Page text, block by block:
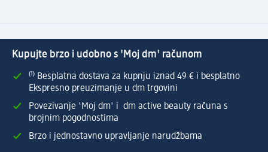
Kupujte brzo i udobno s 'Moj dm' računom
⁽¹⁾ Besplatna dostava za kupnju iznad 49 € i besplatno
Ekspresno preuzimanje u dm trgovini
Povezivanje 'Moj dm' i dm active beauty računa s
brojnim pogodnostima
Brzo i jednostavno upravljanje narudžbama